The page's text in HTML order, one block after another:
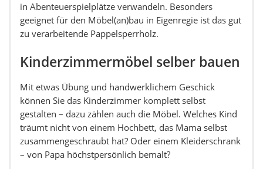
in Abenteuerspielplätze verwandeln. Besonders
geeignet für den Möbel(an)bau in Eigenregie ist das gut
zu verarbeitende Pappelsperrholz.
Kinderzimmermöbel selber bauen
Mit etwas Übung und handwerklichem Geschick
können Sie das Kinderzimmer komplett selbst
gestalten – dazu zählen auch die Möbel. Welches Kind
träumt nicht von einem Hochbett, das Mama selbst
zusammengeschraubt hat? Oder einem Kleiderschrank
– von Papa höchstpersönlich bemalt?